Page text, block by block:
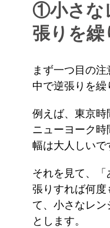
①小さな
張りを繰
まず一つ目の
中で逆張りを繰
例えば、東京時
ニューヨーク
幅は大人しいで
それを見て、
張りすれば何度
て、小さなレン
とします。